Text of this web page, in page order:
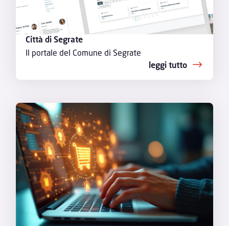
Città di Segrate
Il portale del Comune di Segrate
leggi tutto